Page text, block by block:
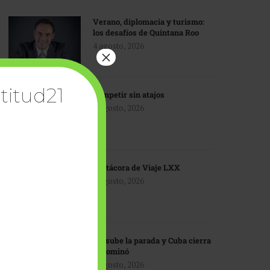
Verano, diplomacia y turismo:
los desafíos de Quintana Roo
4 agosto, 2026
Competir sin atajos
4 agosto, 2026
Bitácora de Viaje LXX
3 agosto, 2026
EU sube la parada y Cuba cierra
el dominó
3 agosto, 2026
×